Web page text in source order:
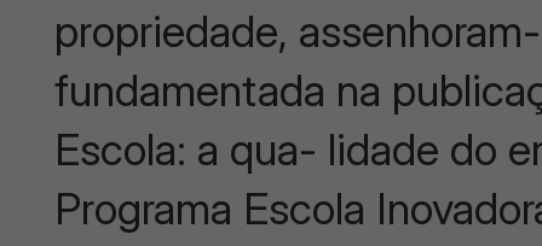
propriedade,
fundamentada na
Escola: a qua- lidade do
Programa Escola